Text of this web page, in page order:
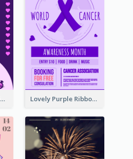
Gift For Her Valentine Celebration Poster Design Template Lovely Purple Ribbon Poster Design Template